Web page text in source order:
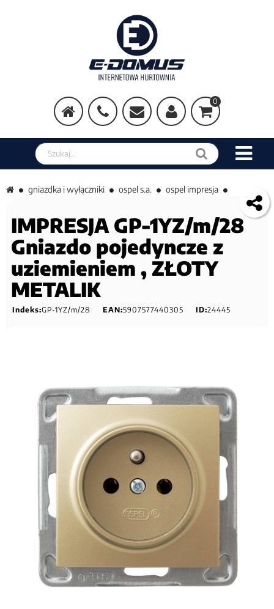
0
Szukaj w sklepie
gniazdka i wyłączniki ospel s.a. ospel impresja
IMPRESJA GP-1YZ/m/28
Gniazdo pojedyncze z
uziemieniem , ZŁOTY
METALIK
Indeks:GP-1YZ/m/28 EAN:5907577440305 ID:24445